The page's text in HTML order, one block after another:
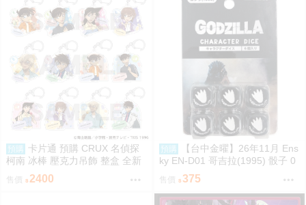
預購
卡片通 預購 CRUX 名偵探
柯南 冰棒 壓克力吊飾 整盒 全新
售價 2400
預購
【台中金曜】26年11月 Ens
ky EN-D01 哥吉拉(1995) 骰子 0
售價 375